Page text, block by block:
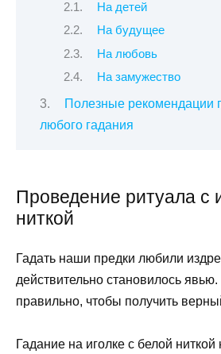
На детей
На будущее
На любовь
На замужество
Полезные рекомендации
любого гадания
Проведение ритуала с
ниткой
Гадать наши предки любили
действительно становилось
правильно, чтобы получить
Гадание на иголке с белой ниткой